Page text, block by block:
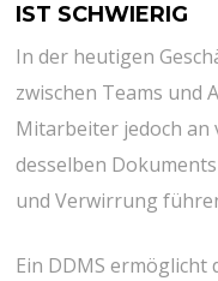
IST SCHWIERIG
In der heutigen
zwischen Teams und
Mitarbeiter jedoch an
desselben
und Verwirrung
Ein DDMS ermöglicht